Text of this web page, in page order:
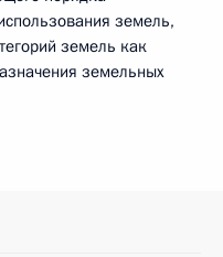
земель,
земель как
земельных